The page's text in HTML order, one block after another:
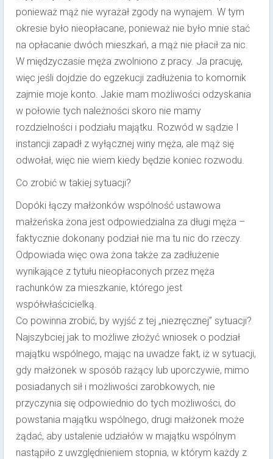
ponieważ mąż nie wyrażał zgody na wynajem. W tym
okresie było nieopłacane, ponieważ nie było mnie stać
na opłacanie dwóch mieszkań, a mąż nie płacił za nic.
W międzyczasie męża zwolniono z pracy. Ja pracuję,
więc jeśli dojdzie do egzekucji zadłużenia to komornik
zajmie moje konto. Jakie mam możliwości odzyskania
w połowie tych należności skoro nie mamy
rozdzielności i podziału majątku. Rozwód w sądzie I
instancji zapadł z wyłącznej winy męża, ale mąż się
odwołał, więc nie wiem kiedy będzie koniec rozwodu.
Co zrobić w takiej sytuacji?
Dopóki łączy małżonków wspólność ustawowa
małżeńska żona jest odpowiedzialna za długi męża –
faktycznie dokonany podział nie ma tu nic do rzeczy.
Odpowiada więc owa żona także za zadłużenie
wynikające z tytułu nieopłaconych przez męża
rachunków za mieszkanie, którego jest
współwłaścicielką.
Co powinna zrobić, by wyjść z tej „niezręcznej” sytuacji?
Najszybciej jak to możliwe złożyć wniosek o podział
majątku wspólnego, mając na uwadze fakt, iż w sytuacji,
gdy małżonek w sposób rażący lub uporczywie, mimo
posiadanych sił i możliwości zarobkowych, nie
przyczynia się odpowiednio do tych możliwości, do
powstania majątku wspólnego, drugi małżonek może
żądać, aby ustalenie udziałów w majątku wspólnym
nastąpiło z uwzględnieniem stopnia, w którym każdy z